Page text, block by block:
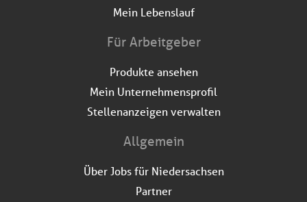
Mein Lebenslauf
Für Arbeitgeber
Produkte ansehen
Mein Unternehmensprofil
Stellenanzeigen verwalten
Allgemein
Über Jobs für Niedersachsen
Partner